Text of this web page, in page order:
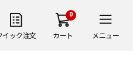
イック注文
0
カート メニュー